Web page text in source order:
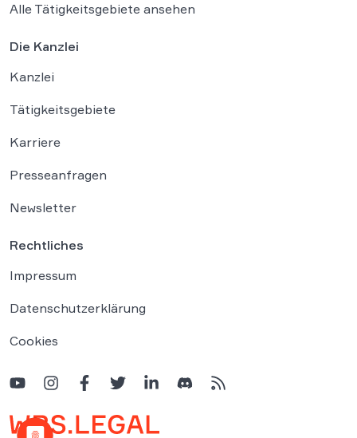
Alle Tätigkeitsgebiete ansehen
Die Kanzlei
Kanzlei
Tätigkeitsgebiete
Karriere
Presseanfragen
Newsletter
Rechtliches
Impressum
Datenschutzerklärung
Cookies